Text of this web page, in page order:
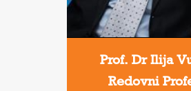
Prof. Dr Ilija
Redovni